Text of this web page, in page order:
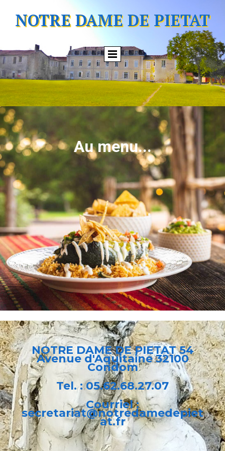
NOTRE DAME DE PIETAT
Au menu...
NOTRE DAME DE PIETAT 54
Avenue d'Aquitaine 32100
Condom
Tel. :05.62.68.27.07
Courriel :
secretariat@notredamedepiet
at.fr